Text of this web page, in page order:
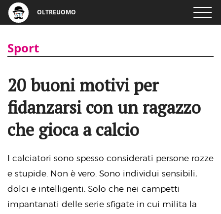
OLTREUOMO
Sport
20 buoni motivi per
fidanzarsi con un ragazzo
che gioca a calcio
I calciatori sono spesso considerati persone rozze
e stupide. Non è vero. Sono individui sensibili,
dolci e intelligenti. Solo che nei campetti
impantanati delle serie sfigate in cui milita la